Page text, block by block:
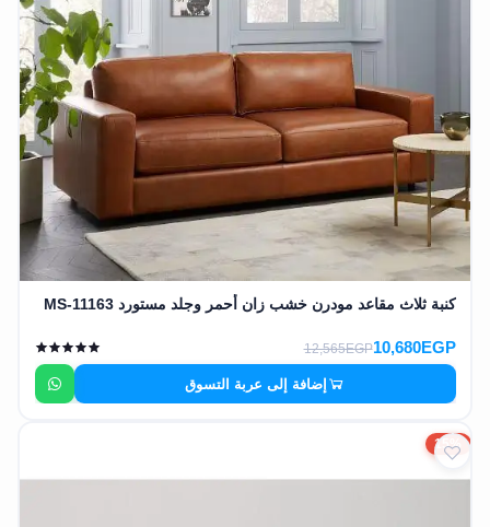
كنبة ثلاث مقاعد مودرن خشب زان أحمر وجلد مستورد MS-11163
10,680EGP
12,565EGP
إضافة إلى عربة التسوق
15%